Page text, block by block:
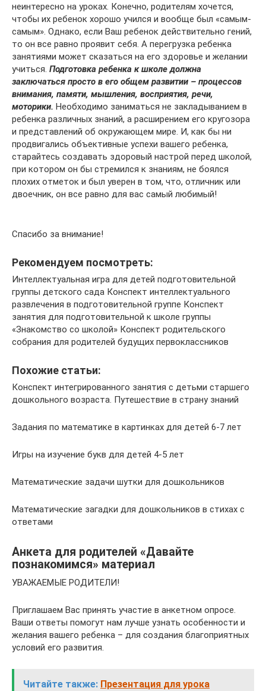
неинтересно на уроках. Конечно, родителям хочется,
чтобы их ребенок хорошо учился и вообще был «самым-
самым». Однако, если Ваш ребенок действительно гений,
то он все равно проявит себя. А перегрузка ребенка
занятиями может сказаться на его здоровье и желании
учиться. Подготовка ребенка к школе должна
заключаться просто в его общем развитии – процессов
внимания, памяти, мышления, восприятия, речи,
моторики. Необходимо заниматься не закладыванием в
ребенка различных знаний, а расширением его кругозора
и представлений об окружающем мире. И, как бы ни
продвигались объективные успехи вашего ребенка,
старайтесь создавать здоровый настрой перед школой,
при котором он бы стремился к знаниям, не боялся
плохих отметок и был уверен в том, что, отличник или
двоечник, он все равно для вас самый любимый!
Спасибо за внимание!
Рекомендуем посмотреть:
Интеллектуальная игра для детей подготовительной
группы детского сада Конспект интеллектуального
развлечения в подготовительной группе Конспект
занятия для подготовительной к школе группы
«Знакомство со школой» Конспект родительского
собрания для родителей будущих первоклассников
Похожие статьи:
Конспект интегрированного занятия с детьми старшего
дошкольного возраста. Путешествие в страну знаний
Задания по математике в картинках для детей 6-7 лет
Игры на изучение букв для детей 4-5 лет
Математические задачи шутки для дошкольников
Математические загадки для дошкольников в стихах с
ответами
Анкета для родителей «Давайте
познакомимся» материал
УВАЖАЕМЫЕ РОДИТЕЛИ!
Приглашаем Вас принять участие в анкетном опросе.
Ваши ответы помогут нам лучше узнать особенности и
желания вашего ребенка – для создания благоприятных
условий его развития.
Читайте также: Презентация для урока